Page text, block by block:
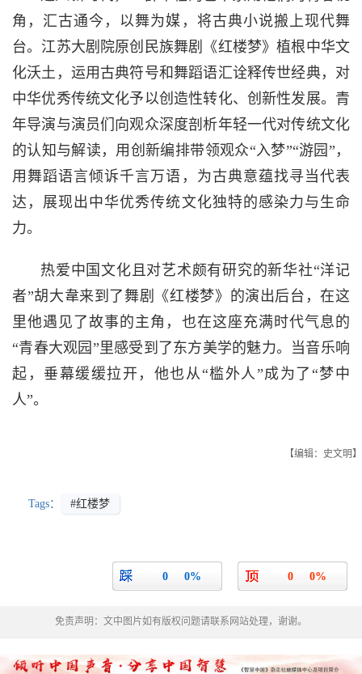
角，汇古通今，以舞为媒，将古典小说搬上现代舞
台。江苏大剧院原创民族舞剧《红楼梦》植根中华文
化沃土，运用古典符号和舞蹈语汇诠释传世经典，对
中华优秀传统文化予以创造性转化、创新性发展。青
年导演与演员们向观众深度剖析年轻一代对传统文化
的认知与解读，用创新编排带领观众“入梦”“游园”，
用舞蹈语言倾诉千言万语，为古典意蕴找寻当代表
达，展现出中华优秀传统文化独特的感染力与生命
力。
热爱中国文化且对艺术颇有研究的新华社“洋记
者”胡大韋来到了舞剧《红楼梦》的演出后台，在这
里他遇见了故事的主角，也在这座充满时代气息的
“青春大观园”里感受到了东方美学的魅力。当音乐响
起，垂幕缓缓拉开，他也从“槛外人”成为了“梦中
人”。
【编辑：史文明】
Tags： #红楼梦
0 0%
0 0%
免责声明：文中图片如有版权问题请联系网站处理，谢谢。